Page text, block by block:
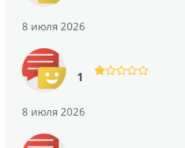
8 июля 2026
1
8 июля 2026